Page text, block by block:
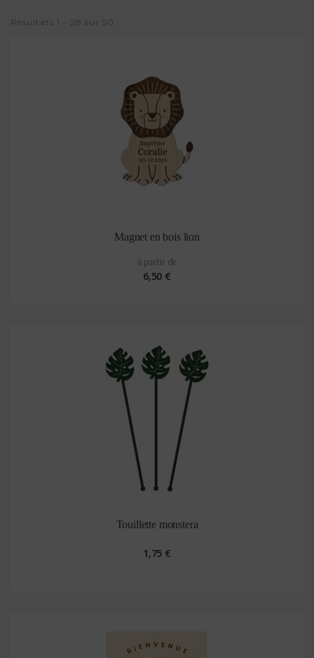
Résultats 1 - 28 sur 50.
Magnet en bois lion
à partir de
6,50 €
Touillette monstera
1,75 €